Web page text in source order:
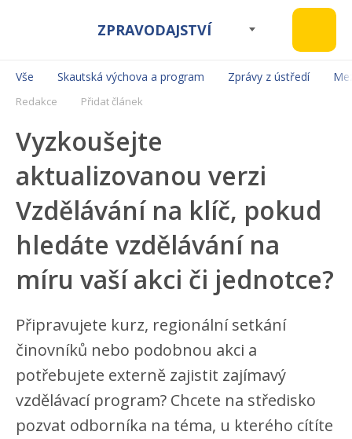
ZPRAVODAJSTVÍ
Vše Skautská výchova a program Zprávy z ústředí
Redakce Přidat článek
Vyzkoušejte
aktualizovanou verzi
Vzdělávání na klíč, pokud
hledáte vzdělávání na
míru vaší akci či jednotce?
Připravujete kurz, regionální setkání
činovníků nebo podobnou akci a
potřebujete externě zajistit zajímavý
vzdělávací program? Chcete na středisko
pozvat odborníka na téma, u kterého cítíte